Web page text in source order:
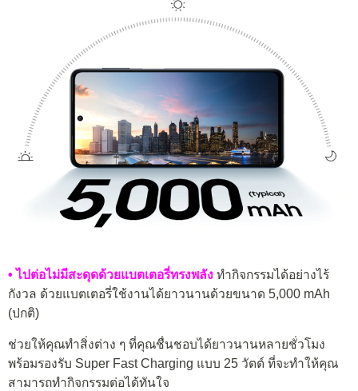
• ไปต่อไม่มีสะดุดด้วยแบตเตอรี่ทรงพลัง ทำกิจกรรมได้อย่างไร้
กังวล ด้วยแบตเตอรี่ใช้งานได้ยาวนานด้วยขนาด 5,000 mAh
(ปกติ)
ช่วยให้คุณทำสิ่งต่าง ๆ ที่คุณชื่นชอบได้ยาวนานหลายชั่วโมง
พร้อมรองรับ Super Fast Charging แบบ 25 วัตต์ ที่จะทำให้คุณ
สามารถทำกิจกรรมต่อได้ทันใจ